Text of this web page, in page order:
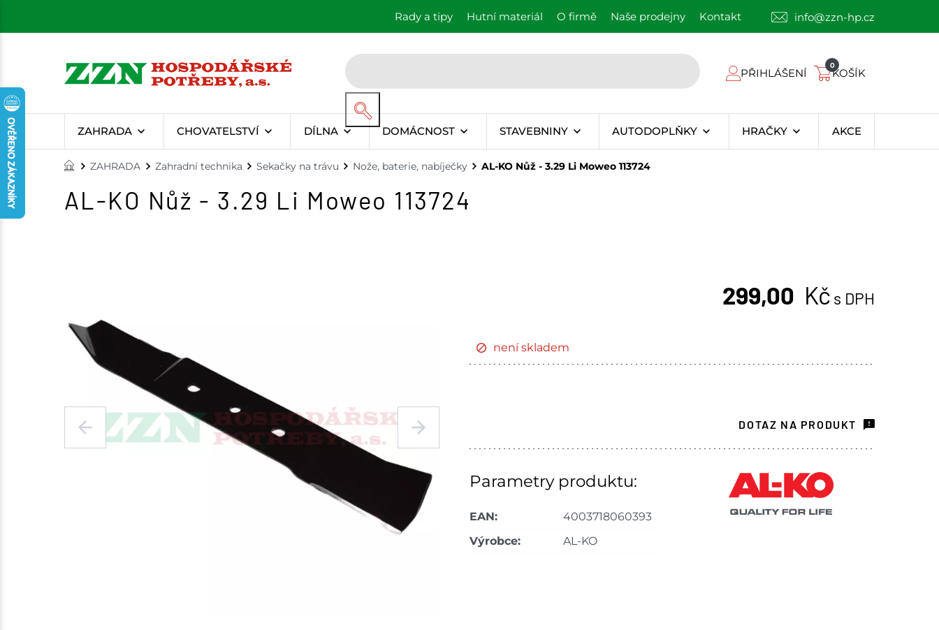
Rady a tipy Hutní materiál O firmě Naše prodejny Kontakt info@zzn-hp.cz
PŘIHLÁŠENÍ
0
KOŠÍK
ZAHRADA CHOVATELSTVÍ DÍLNA DOMÁCNOST STAVEBNINY AUTODOPLŇKY HRAČKY AKCE
ZAHRADA Zahradní technika Sekačky na trávu Nože, baterie, nabíječky AL-KO Nůž - 3.29 Li Moweo 113724
AL-KO Nůž - 3.29 Li Moweo 113724
299,00 Kč s DPH
není skladem
DOTAZ NA PRODUKT
Parametry produktu:
EAN:
4003718060393
Výrobce:
AL-KO